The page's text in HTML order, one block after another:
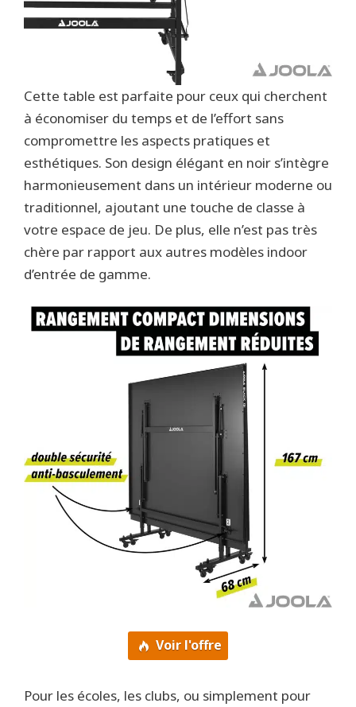
Cette table est parfaite pour ceux qui cherchent
à économiser du temps et de l’effort sans
compromettre les aspects pratiques et
esthétiques. Son design élégant en noir s’intègre
harmonieusement dans un intérieur moderne ou
traditionnel, ajoutant une touche de classe à
votre espace de jeu. De plus, elle n’est pas très
chère par rapport aux autres modèles indoor
d’entrée de gamme.
Voir l'offre
Pour les écoles, les clubs, ou simplement pour